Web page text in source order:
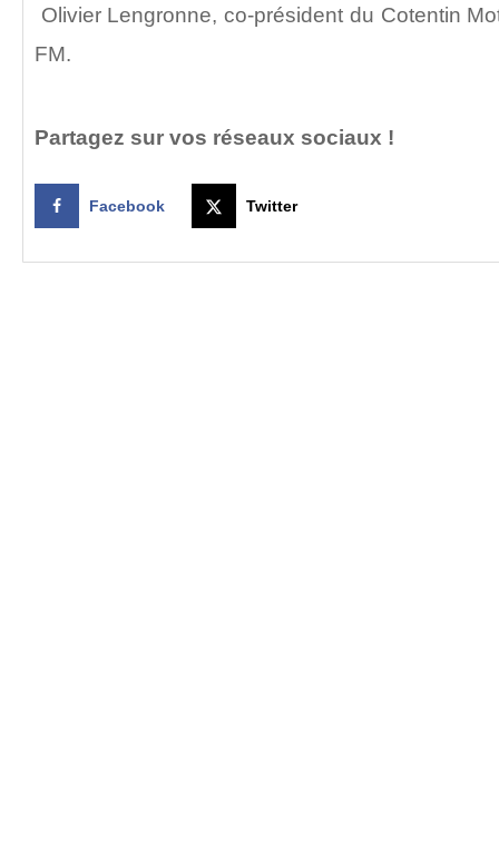
Olivier Lengronne, co-président du Cotentin
FM.
Partagez sur vos réseaux sociaux !
Facebook Twitter